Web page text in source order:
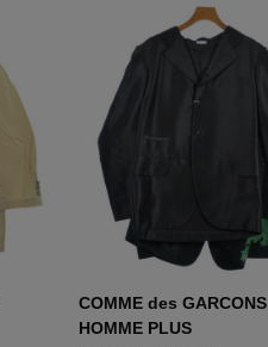
COMME des GARCONS
HOMME PLUS